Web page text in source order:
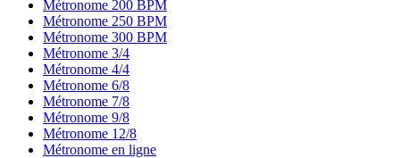
Métronome 200 BPM
Métronome 250 BPM
Métronome 300 BPM
Métronome 3/4
Métronome 4/4
Métronome 6/8
Métronome 7/8
Métronome 9/8
Métronome 12/8
Métronome en ligne